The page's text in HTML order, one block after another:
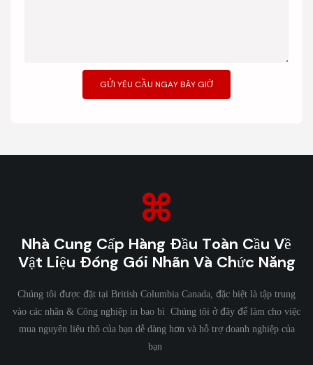
GỬI YÊU CẦU NGAY BÂY GIỜ
Nhà Cung Cấp Hàng Đầu Toàn Cầu Về
Vật Liệu Đóng Gói Nhãn Và Chức Năng
Chúng tôi được đặt tại British Columbia Canada, đặc biệt là tập trung
vào các nhãn & Công nghiệp in bao bì Chúng tôi ở đây để làm cho việc
mua nguyên liệu thô của bạn dễ dàng hơn và hỗ trợ doanh nghiệp của
bạn